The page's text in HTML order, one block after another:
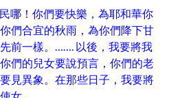
哪！你們要快樂，為耶和華你
們合宜的秋雨，為你們降下甘
前一樣。……. 以後，我要將我
們的兒女要說預言，你們的老
見異象。在那些日子，我要將